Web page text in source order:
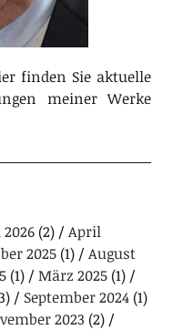
finden Sie aktuelle
meiner Werke
(2)
April
2025(1)
August
(1) März 2025(1)
September 2024(1)
2023 (2)